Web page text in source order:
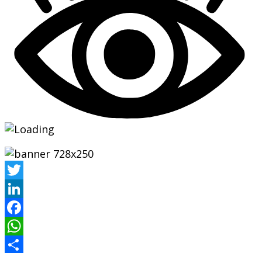
Twitter
LinkedIn
Facebook
WhatsApp